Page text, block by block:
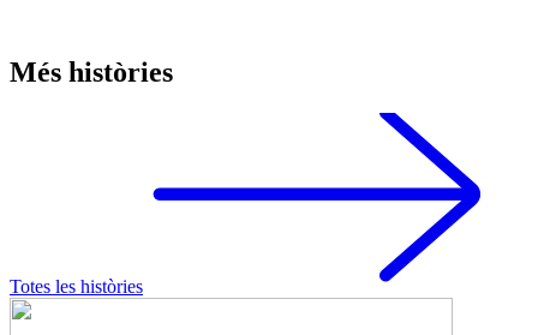
Més històries
Totes les històries